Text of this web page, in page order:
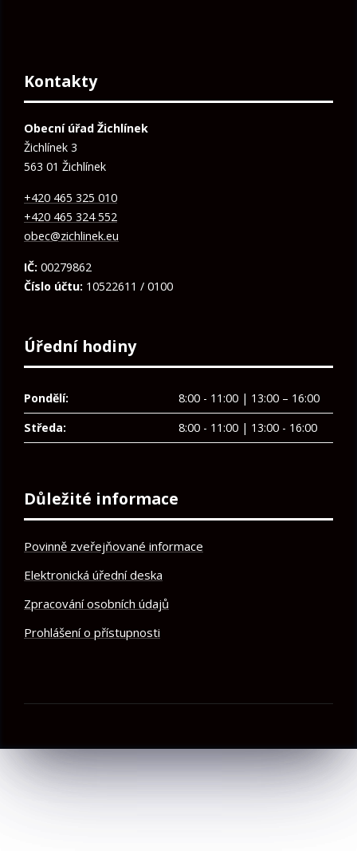
Kontakty
Obecní úřad Žichlínek
Žichlínek 3
563 01 Žichlínek
+420 465 325 010
+420 465 324 552
obec@zichlinek.eu
IČ: 00279862
Číslo účtu: 10522611 / 0100
Úřední hodiny
Pondělí:
8:00 - 11:00 | 13:00 – 16:00
Středa:
8:00 - 11:00 | 13:00 - 16:00
Důležité informace
Povinně zveřejňované informace
Elektronická úřední deska
Zpracování osobních údajů
Prohlášení o přístupnosti